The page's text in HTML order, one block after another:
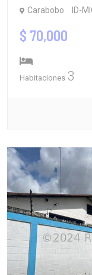
Carabobo ID-
$ 70,000
Habitaciones 3